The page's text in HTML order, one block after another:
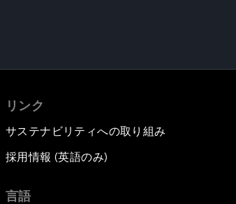
リンク
サステナビリティへの取り組み
採用情報 (英語のみ)
言語